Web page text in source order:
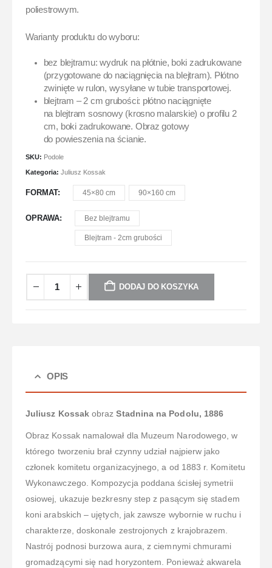
poliestrowym.
Warianty produktu do wyboru:
bez blejtramu: wydruk na płótnie, boki zadrukowane
(przygotowane do naciągnięcia na blejtram). Płótno
zwinięte w rulon, wysyłane w tubie transportowej.
blejtram – 2 cm grubości: płótno naciągnięte
na blejtram sosnowy (krosno malarskie) o profilu 2
cm, boki zadrukowane. Obraz gotowy
do powieszenia na ścianie.
SKU: Podole
Kategoria: Juliusz Kossak
FORMAT 45×80 cm 90×160 cm
OPRAWA Bez blejtramu
Blejtram - 2cm grubości
DODAJ DO KOSZYKA
OPIS
Juliusz KossakobrazStadnina na Podolu, 1886
Obraz Kossak namalował dla Muzeum Narodowego, w
którego tworzeniu brał czynny udział najpierw jako
członek komitetu organizacyjnego, a od 1883 r. Komitetu
Wykonawczego. Kompozycja poddana ścisłej symetrii
osiowej, ukazuje bezkresny step z pasącym się stadem
koni arabskich – ujętych, jak zawsze wybornie w ruchu i
charakterze, doskonale zestrojonych z krajobrazem.
Nastrój podnosi burzowa aura, z ciemnymi chmurami
gromadzącymi się nad horyzontem. Ponieważ akwarela